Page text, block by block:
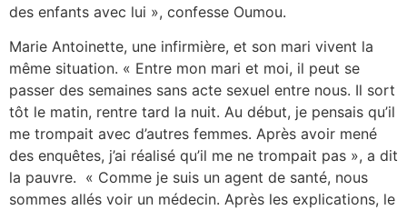
des enfants avec lui », confesse Oumou.
Marie Antoinette, une infirmière, et son mari vivent la
même situation. « Entre mon mari et moi, il peut se
passer des semaines sans acte sexuel entre nous. Il sort
tôt le matin, rentre tard la nuit. Au début, je pensais qu’il
me trompait avec d’autres femmes. Après avoir mené
des enquêtes, j’ai réalisé qu’il me ne trompait pas », a dit
la pauvre. « Comme je suis un agent de santé, nous
sommes allés voir un médecin. Après les explications, le